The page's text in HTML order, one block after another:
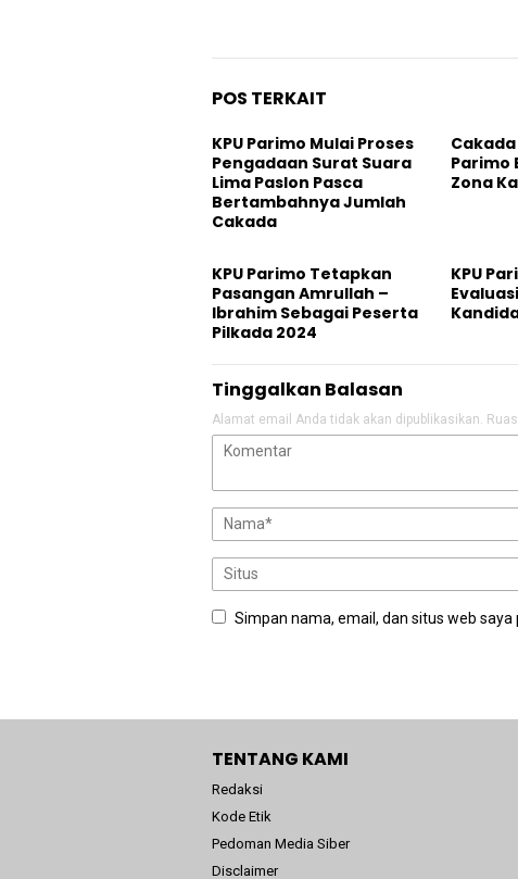
POS TERKAIT
KPU Parimo Mulai Proses
Pengadaan Surat Suara
Lima Paslon Pasca
Bertambahnya Jumlah
Cakada
Parimo
Zona
KPU Parimo Tetapkan
Pasangan Amrullah –
Ibrahim Sebagai Peserta
Pilkada 2024
KPU
Tinggalkan Balasan
Alamat email Anda tidak akan dipublikasikan.
Simpan nama, email, dan situs web
TENTANG KAMI
Redaksi
Kode Etik
Pedoman Media Siber
Disclaimer